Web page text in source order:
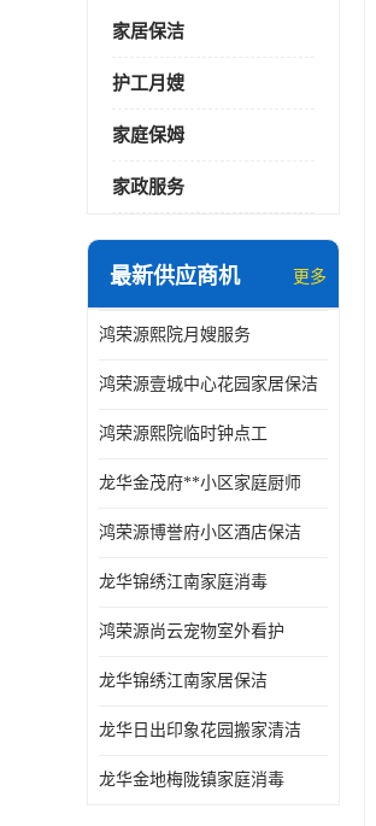
家居保洁
护工月嫂
家庭保姆
家政服务
最新供应商机 更多
鸿荣源熙院月嫂服务
鸿荣源壹城中心花园家居保洁
鸿荣源熙院临时钟点工
龙华金茂府**小区家庭厨师
鸿荣源博誉府小区酒店保洁
龙华锦绣江南家庭消毒
鸿荣源尚云宠物室外看护
龙华锦绣江南家居保洁
龙华日出印象花园搬家清洁
龙华金地梅陇镇家庭消毒